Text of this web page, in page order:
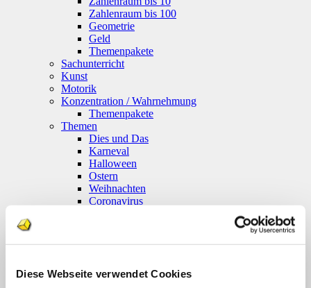
Diese Webseite verwendet Cookies
Zahlenraum bis 100
Geometrie
Geld
Themenpakete
Sachunterricht
Kunst
Motorik
Konzentration / Wahrnehmung
Themenpakete
Themen
Dies und Das
Karneval
Halloween
Ostern
Weihnachten
Coronavirus
Silben lesen